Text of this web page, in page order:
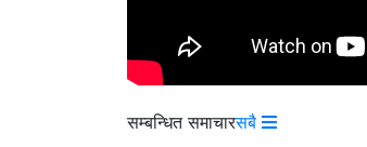
सम्बन्धित समाचारसबै